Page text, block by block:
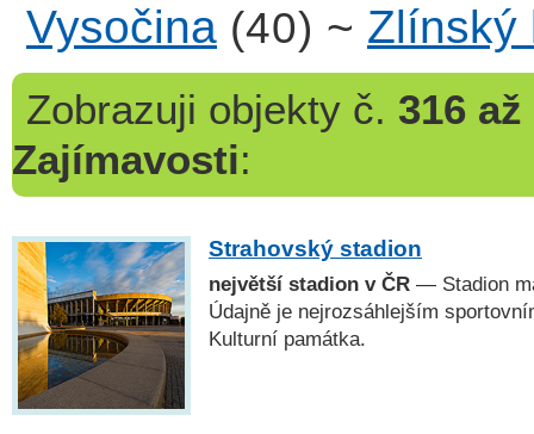
Vysočina (40) ~ Zlínský
Zobrazuji objekty č. 316 až
Zajímavosti:
Strahovský stadion
největší stadion v ČR — Stadion
Údajně je nejrozsáhlejším
Kulturní památka.